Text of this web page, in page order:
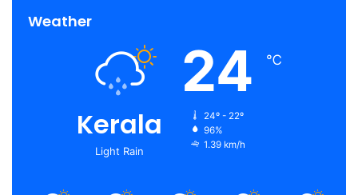
Weather
Kerala
Light Rain
24 ℃
24º - 22º
96%
1.39 km/h